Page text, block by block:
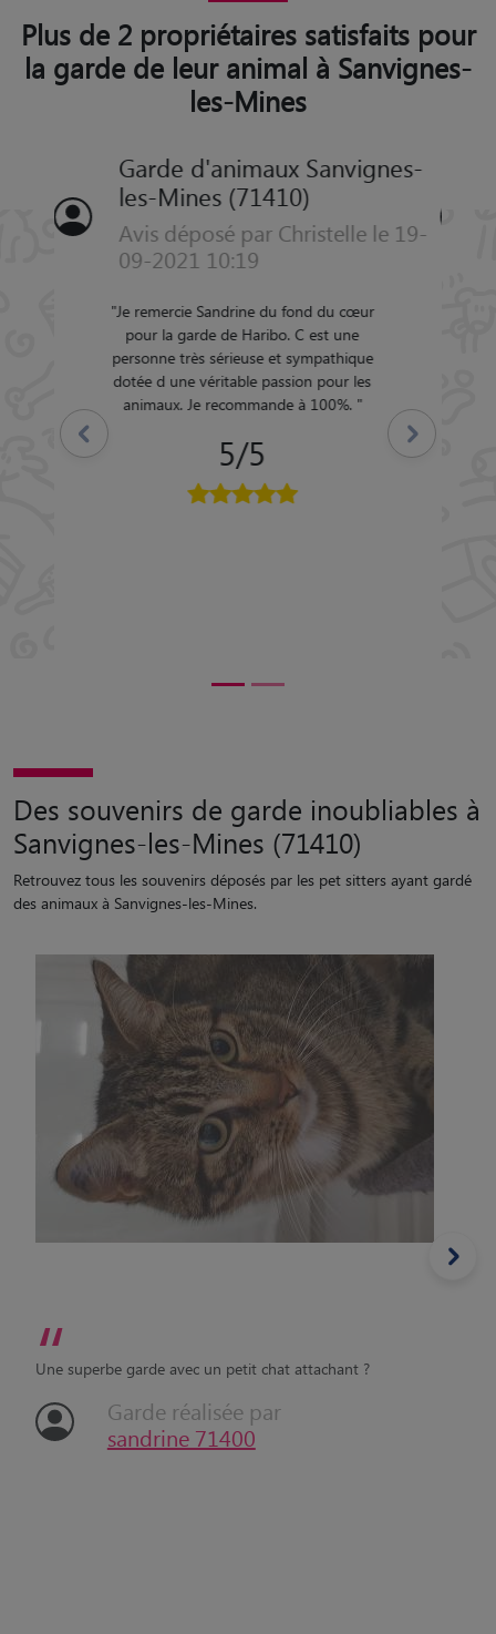
Plus de 2 propriétaires satisfaits pour
la garde de leur animal à Sanvignes-
les-Mines
Garde d'animaux Sanvignes-
les-Mines (71410)
Avis déposé par CHRISTINE le
14-08-2020 09:37
"un contact positif IMMEDIAT, Alexia a un
véritable don pour faire sentir son amour
des animaux, très professionnelle pour
cette première garde. Pour une petite
shihuahua qui n'a jamais quitté le lieu où
FORMIDABLE dès la première rencontre.
Alexia est désormais la "nounou" de mon
"trésor". Elle a très grand feeling avec les
Précédent Suivant
Des souvenirs de garde inoubliables à
Sanvignes-les-Mines (71410)
Retrouvez tous les souvenirs déposés par les pet sitters ayant gardé
des animaux à Sanvignes-les-Mines.
“
Une superbe garde avec un petit chat attachant ?
Garde réalisée par
sandrine 71400